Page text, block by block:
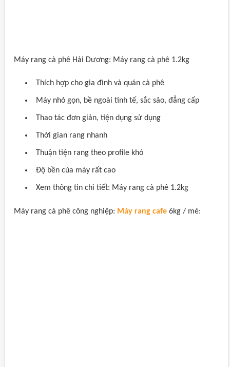
Máy rang cà phê Hải Dương: Máy rang cà phê 1.2kg
Thích hợp cho gia đình và quán cà phê
Máy nhỏ gọn, bề ngoài tinh tế, sắc sảo, đẳng cấp
Thao tác đơn giản, tiện dụng sử dụng
Thời gian rang nhanh
Thuận tiện rang theo profile khó
Độ bền của máy rất cao
Xem thông tin chi tiết: Máy rang cà phê 1.2kg
Máy rang cà phê công nghiệp: Máy rang cafe 6kg / mẻ: